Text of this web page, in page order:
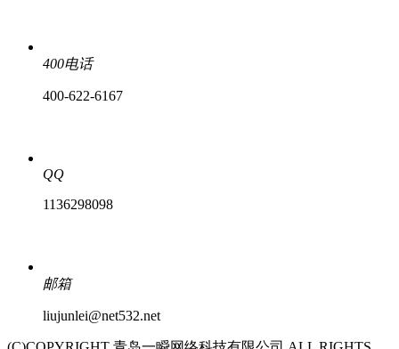
400电话
400-622-6167
QQ
1136298098
邮箱
liujunlei@net532.net